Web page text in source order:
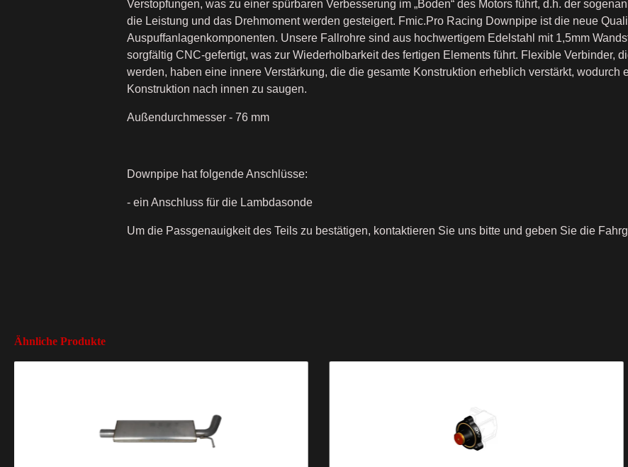
Verstopfungen, was zu einer spürbaren Verbesserung im „Boden“ des Motors führt, d.h. der
die Leistung und das Drehmoment werden gesteigert. Fmic.Pro Racing Downpipe ist die neue
Auspuffanlagenkomponenten. Unsere Fallrohre sind aus hochwertigem Edelstahl mit 1,5mm
sorgfältig CNC-gefertigt, was zur Wiederholbarkeit des fertigen Elements führt. Flexible Verbinder,
werden, haben eine innere Verstärkung, die die gesamte Konstruktion erheblich verstärkt, wodurch
Konstruktion nach innen zu saugen.
Außendurchmesser - 76 mm
Downpipe hat folgende Anschlüsse:
- ein Anschluss für die Lambdasonde
Um die Passgenauigkeit des Teils zu bestätigen, kontaktieren Sie uns bitte und geben Sie die
Ähnliche Produkte